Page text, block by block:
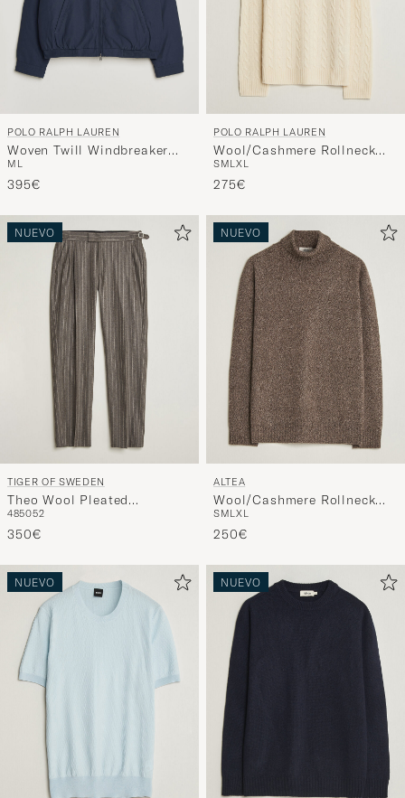
POLO RALPH LAUREN
Woven Twill Windbreaker
Refined Navy
M L
395€
POLO RALPH LAUREN
Wool/Cashmere Rollneck
Andover Cream
SMLXL
275€
NUEVO
TIGER OF SWEDEN
Theo Wool Pleated
Pinstriped Trousers Grey
Brown
485052
350€
NUEVO
ALTEA
Wool/Cashmere Rollneck
Brown Melange
SMLXL
250€
NUEVO NUEVO